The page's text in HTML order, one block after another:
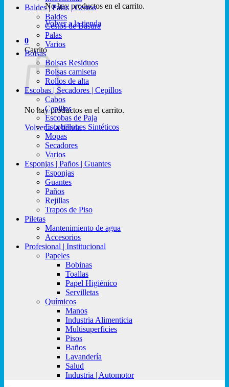
No hay productos en el carrito.
Volver a la tienda
0
Carrito
No hay productos en el carrito.
Volver a la tienda
Baldes | Palas | Cestos
Baldes
Cestos de Basura
Palas
Varios
Bolsas
Bolsas Residuos
Bolsas camiseta
Rollos de alta
Escobas | Secadores | Cepillos
Cabos
Cepillos
Escobas de Paja
Escobillones Sintéticos
Mopas
Secadores
Varios
Esponjas | Paños | Guantes
Esponjas
Guantes
Paños
Rejillas
Trapos de Piso
Piletas
Mantenimiento de agua
Accesorios
Profesional | Institucional
Papeles
Bobinas
Toallas
Papel Higiénico
Servilletas
Químicos
Manos
Industria Alimenticia
Multisuperficies
Pisos
Baños
Lavandería
Salud
Industria | Automotor